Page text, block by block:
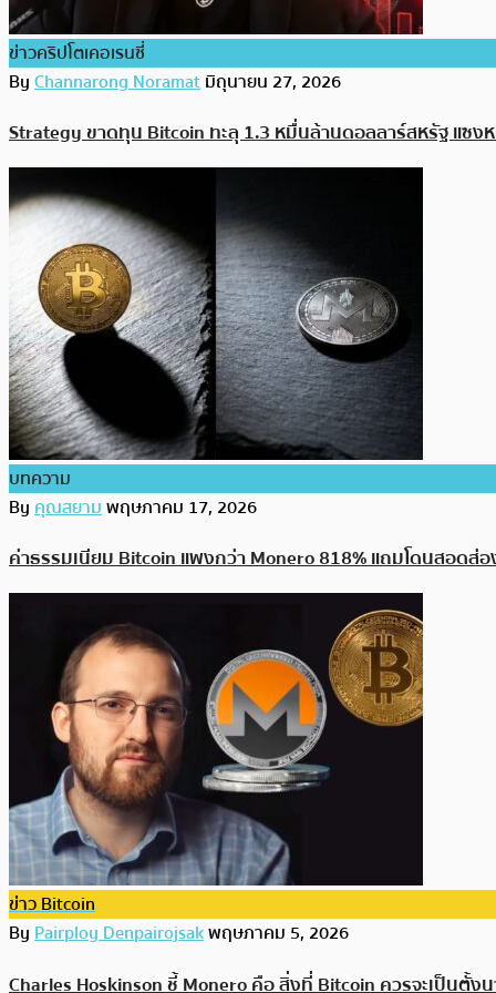
ข่าวคริปโตเคอเรนซี่
ByChannarong Noramatมิถุนายน 27, 2026
Strategy ขาดทุน Bitcoin ทะลุ 1.3 หมื่นล้านดอลลาร์สหรัฐ แซ
บทความ
Byคุณสยามพฤษภาคม 17, 2026
ค่าธรรมเนียม Bitcoin แพงกว่า Monero 818% แถมโดนสอดส่
ข่าว Bitcoin
ByPairploy Denpairojsakพฤษภาคม 5, 2026
Charles Hoskinson ชี้ Monero คือ สิ่งที่ Bitcoin ควรจะเป็นตั้ง